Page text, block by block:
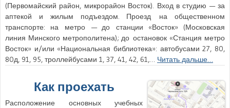
(Первомайский район, микрорайон Восток). Вход в студию — за
аптекой и жилым подъездом. Проезд на общественном
транспорте: на метро — до станции «Восток» (Московская
линия Минского метрополитена); до остановок «Станция метро
Восток» и/или «Национальная библиотека»: автобусами 27, 80,
80д, 91, 95, троллейбусами 1, 37, 41, 42, 61,… Читать дальше…
Как проехать
Расположение основных учебных